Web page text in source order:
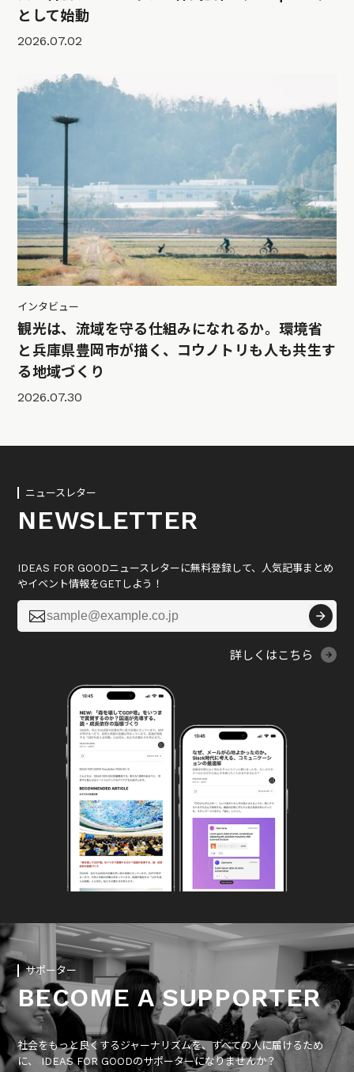
として始動
2026.07.02
インタビュー
観光は、流域を守る仕組みになれるか。環境省
と兵庫県豊岡市が描く、コウノトリも人も共生す
る地域づくり
2026.07.30
ニュースレター
NEWSLETTER
IDEAS FOR GOODニュースレターに無料登録して、人気記事まとめ
やイベント情報をGETしよう！

詳しくはこちら
サポーター
BECOME A SUPPORTER
社会をもっと良くするジャーナリズムを、すべての人に届けるため
に、 IDEAS FOR GOODのサポーターになりませんか？